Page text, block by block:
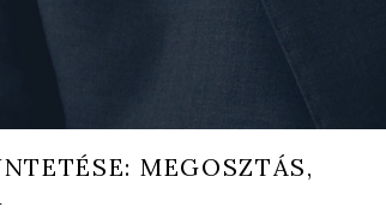
MEGOSZTÁS,